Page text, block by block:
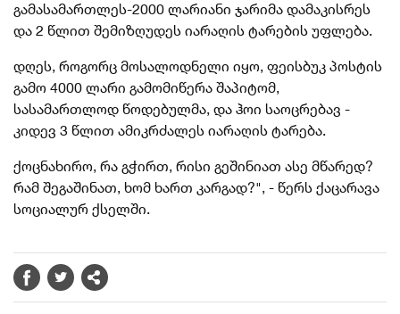
გამასამართლეს-2000 ლარიანი ჯარიმა დამაკისრეს
და 2 წლით შემიზღუდეს იარაღის ტარების უფლება.
დღეს, როგორც მოსალოდნელი იყო, ფეისბუკ პოსტის
გამო 4000 ლარი გამომიწერა შაპიტომ,
სასამართლოდ წოდებულმა, და ჰოი საოცრებავ -
კიდევ 3 წლით ამიკრძალეს იარაღის ტარება.
ქოცნახირო, რა გჭირთ, რისი გეშინიათ ასე მწარედ?
რამ შეგაშინათ, ხომ ხართ კარგად?", - წერს ქაცარავა
სოციალურ ქსელში.